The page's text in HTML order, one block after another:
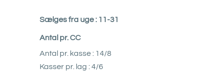
Sælges fra uge : 11-31
Antal pr. CC
Antal pr. kasse : 14/8
Kasser pr. lag : 4/6